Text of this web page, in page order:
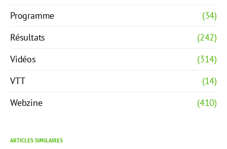
Programme
(34)
Résultats
(242)
Vidéos
(314)
VTT
(14)
Webzine
(410)
ARTICLES SIMILAIRES